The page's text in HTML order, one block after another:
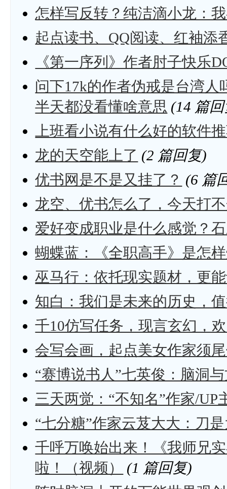
怎样写反转？纯洁滴小龙：
起点读书、QQ阅读、红袖添
《第一序列》作者肘子快乐
问下17k的作者伪戒是台湾
半天都没看懂啥意思 (14 篇
上班看小说有什么好的软件
龙的天空能上了 (2 篇回复)
优书网是不是又挂了？ (6 篇
龙空、优书怎么了，今天打
爱好变成职业是什么感觉？
蝴蝶蓝：《全职高手》是怎
巫马行：依托现实题材，更
知白：我们是未来的历史，
千10仿写任务，现言玄幻，
会写会画，起点美女作家须
“赛博说书人”七英俊：脑洞
三天两觉：“不知名”作家/UP
“七分糖”作家云芨大大：刀
千呼万唤始出来！《我师兄
啦！（视频）
(1 篇回复)